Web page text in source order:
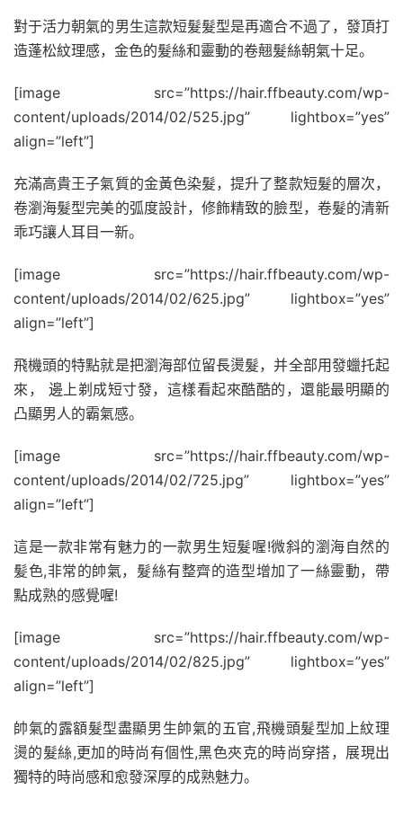
對于活力朝氣的男生這款短髮髮型是再適合不過了，發頂打
造蓬松紋理感，金色的髮絲和靈動的卷翹髮絲朝氣十足。
[image src=”https://hair.ffbeauty.com/wp-
content/uploads/2014/02/525.jpg” lightbox=”yes”
align=”left”]
充滿高貴王子氣質的金黃色染髮，提升了整款短髮的層次，
卷瀏海髮型完美的弧度設計，修飾精致的臉型，卷髮的清新
乖巧讓人耳目一新。
[image src=”https://hair.ffbeauty.com/wp-
content/uploads/2014/02/625.jpg” lightbox=”yes”
align=”left”]
飛機頭的特點就是把瀏海部位留長燙髮，并全部用發蠟托起
來， 邊上剃成短寸發，這樣看起來酷酷的，還能最明顯的
凸顯男人的霸氣感。
[image src=”https://hair.ffbeauty.com/wp-
content/uploads/2014/02/725.jpg” lightbox=”yes”
align=”left”]
這是一款非常有魅力的一款男生短髮喔!微斜的瀏海自然的
髪色,非常的帥氣，髮絲有整齊的造型增加了一絲靈動，帶
點成熟的感覺喔!
[image src=”https://hair.ffbeauty.com/wp-
content/uploads/2014/02/825.jpg” lightbox=”yes”
align=”left”]
帥氣的露額髮型盡顯男生帥氣的五官,飛機頭髮型加上紋理
燙的髮絲,更加的時尚有個性,黑色夾克的時尚穿搭，展現出
獨特的時尚感和愈發深厚的成熟魅力。